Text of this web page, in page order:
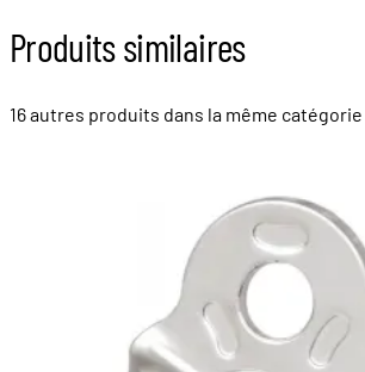
Produits similaires
16 autres produits dans la même catégorie